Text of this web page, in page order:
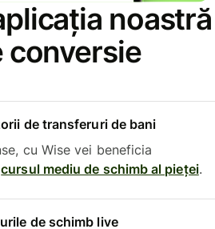
noastră
conversie
de transferuri de bani
cu Wise vei beneficia
cursul mediu de schimb al pieței.
de schimb live